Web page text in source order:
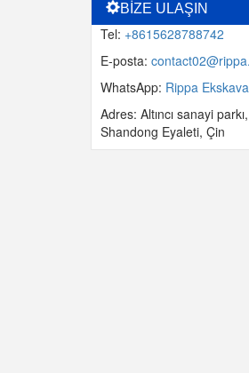
BİZE ULAŞIN
Tel: +8615628788742
E-posta:
WhatsApp: Rippa
Adres: Altıncı sanayi
Shandong Eyaleti, Çin